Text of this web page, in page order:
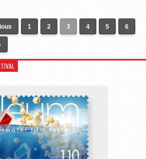
1 2 3 4 5 6